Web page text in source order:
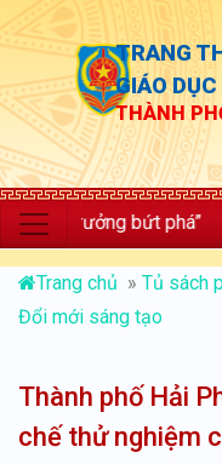
TRANG
GIÁO
THÀNH
trưởng bứt phá”
Trang chủ » Tủ sách
Đổi mới sáng tạo
Thành phố Hải
chế thử nghiệm